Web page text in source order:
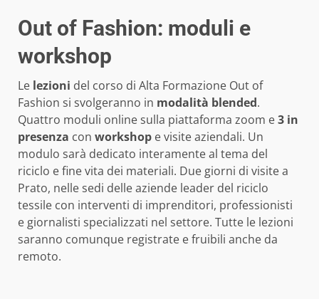
Out of Fashion: moduli e
workshop
Le lezioni del corso di Alta Formazione Out of
Fashion si svolgeranno in modalità blended.
Quattro moduli online sulla piattaforma zoom e3 in
presenza con workshop e visite aziendali. Un
modulo sarà dedicato interamente al tema del
riciclo e fine vita dei materiali. Due giorni di visite a
Prato, nelle sedi delle aziende leader del riciclo
tessile con interventi di imprenditori, professionisti
e giornalisti specializzati nel settore. Tutte le lezioni
saranno comunque registrate e fruibili anche da
remoto.